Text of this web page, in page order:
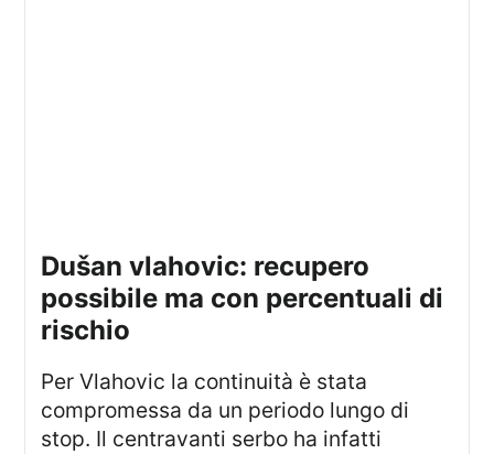
dušan vlahovic: recupero
possibile ma con percentuali di
rischio
Per Vlahovic la continuità è stata
compromessa da un periodo lungo di
stop. Il centravanti serbo ha infatti